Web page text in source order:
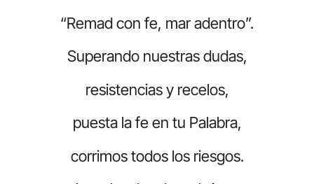
“Remad con fe, mar adentro”.
Superando nuestras dudas,
resistencias y recelos,
puesta la fe en tu Palabra,
corrimos todos los riesgos.